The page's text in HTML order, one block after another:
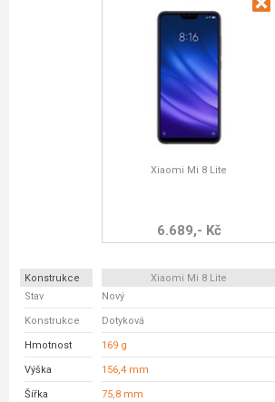
Xiaomi Mi 8 Lite
6.689,- Kč
Konstrukce Xiaomi Mi 8 Lite
Stav
Nový
Konstrukce Dotyková
Hmotnost 169 g
Výška 156,4 mm
Šířka 75,8 mm